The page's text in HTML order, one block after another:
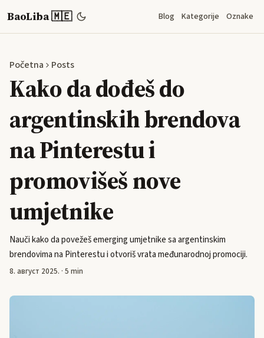
BaoLiba 🇲🇪 Blog Kategorije Oznake
Početna Posts
Kako da dođeš do
argentinskih brendova
na Pinterestu i
promovišeš nove
umjetnike
Nauči kako da povežeš emerging umjetnike sa argentinskim
brendovima na Pinterestu i otvoriš vrata međunarodnoj promociji.
8. август 2025. · 5 min